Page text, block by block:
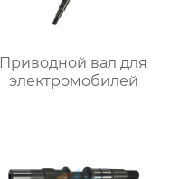
Приводной вал для
электромобилей